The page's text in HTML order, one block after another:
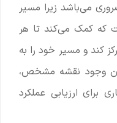
می‌باشد زیرا مسیر
که کمک می‌کند تا هر
کند و مسیر خود را به
وجود نقشه مشخص،
برای ارزیابی عملکرد